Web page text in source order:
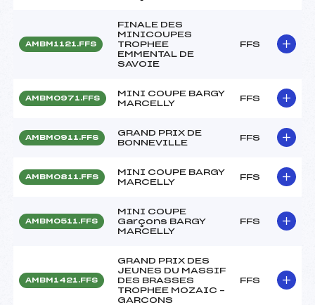
AMBM1121.FFS
FINALE DES
MINICOUPES
TROPHEE
EMMENTAL DE
SAVOIE
FFS
AMBM0971.FFS
MINI COUPE BARGY
MARCELLY
FFS
AMBM0911.FFS
GRAND PRIX DE
BONNEVILLE
FFS
AMBM0811.FFS
MINI COUPE BARGY
MARCELLY
FFS
AMBM0511.FFS
MINI COUPE
Garçons BARGY
MARCELLY
FFS
AMBM1421.FFS
GRAND PRIX DES
JEUNES DU MASSIF
DES BRASSES
TROPHEE MOZAIC –
GARCONS
FFS